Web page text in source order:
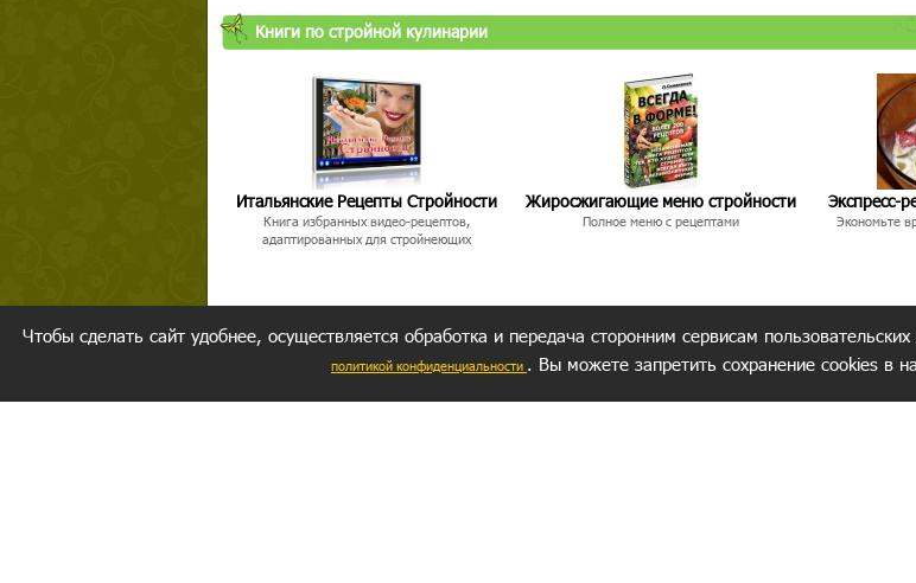
Книги по стройной кулинарии
Итальянские Рецепты Стройности
Книга избранных видео-рецептов,
адаптированных для стройнеющих
Жиросжигающие меню стройности
Полное меню с рецептами
Экспресс-
Экономьте
Чтобы сделать сайт удобнее, осуществляется обработка и передача сторонним сервисам
политикой конфиденциальности . Вы можете запретить сохранение cookies в